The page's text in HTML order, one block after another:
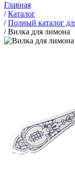
Главная
/Каталог
/Полный каталог
/Вилка для лимона